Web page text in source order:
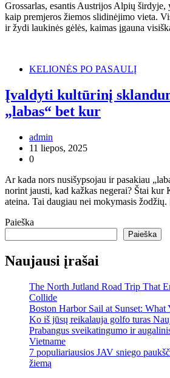
Grossarlas, esantis Austrijos Alpių širdyje,
kaip premjeros žiemos slidinėjimo vieta.
ir žydi laukinės gėlės, kaimas įgauna
KELIONĖS PO PASAULĮ
Įvaldyti kultūrinį
„labas“ bet kur
admin
11 liepos, 2025
0
Ar kada nors nusišypsojau ir pasakiau
norint jausti, kad kažkas negerai? Štai kur
ateina. Tai daugiau nei mokymasis
Paieška
Paieška
Naujausi įrašai
The North Jutland Road Trip That
Collide
Boston Harbor Sail at Sunset:
Ko iš jūsų reikalauja golfo turas
Prabangus sveikatingumo ir
Vietname
7 populiariausios JAV sniego
žiemą